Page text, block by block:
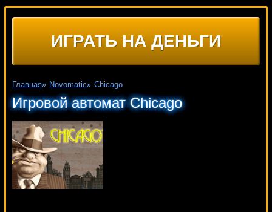
ИГРАТЬ НА ДЕНЬГИ
Главная» Novomatic» Chicago
Игровой автомат Chicago